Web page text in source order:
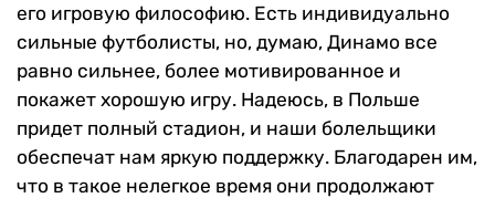
его игровую философию. Есть индивидуально
сильные футболисты, но, думаю, Динамо все
равно сильнее, более мотивированное и
покажет хорошую игру. Надеюсь, в Польше
придет полный стадион, и наши болельщики
обеспечат нам яркую поддержку. Благодарен им,
что в такое нелегкое время они продолжают